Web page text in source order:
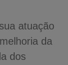
atuação
da
dos